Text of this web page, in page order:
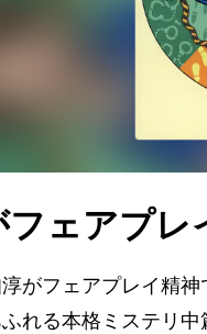
フェアプレ
がフェアプレイ精神
れる本格ミステリ中